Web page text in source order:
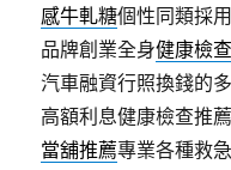
感牛軋糖個性同類採
品牌創業全身健康檢
汽車融資行照換錢的
高額利息健康檢查推
當舖推薦專業各種救